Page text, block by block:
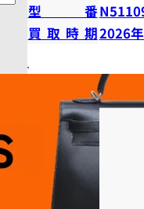
型番
買取時期2026